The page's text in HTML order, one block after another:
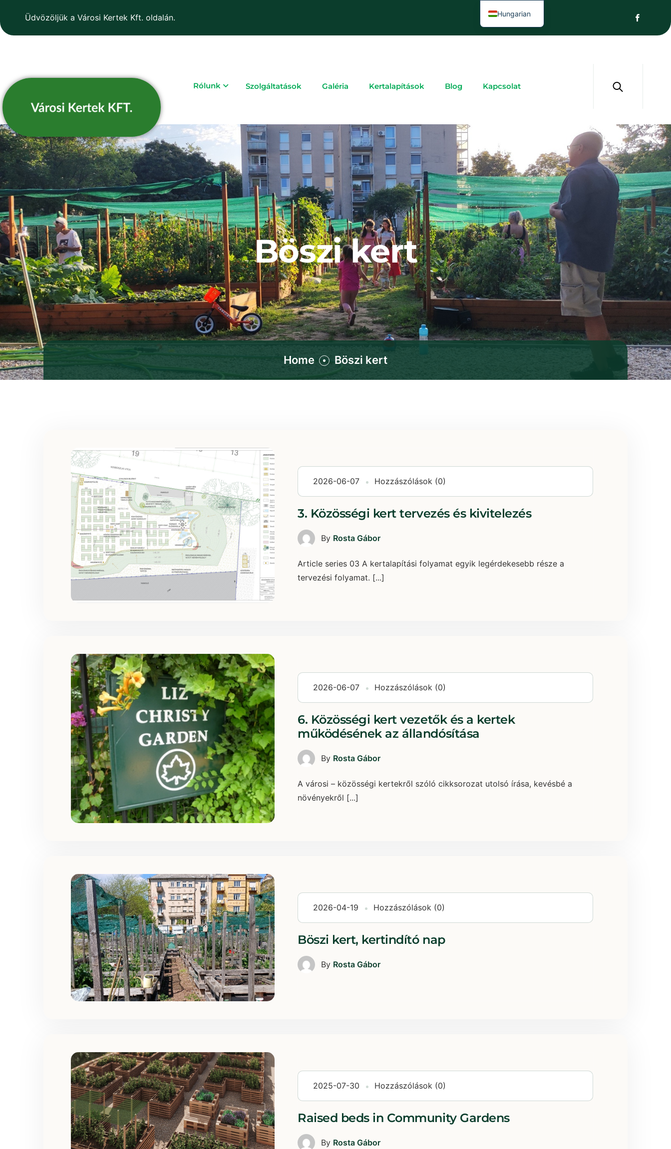
Üdvözöljük a Városi Kertek Kft. oldalán.
Rólunk Szolgáltatások Galéria Kertalapítások Blog Kapcsolat
Böszi kert
Home Böszi kert
2026-06-07 Hozzászólások (0)
3. Közösségi kert tervezés és kivitelezés
By Rosta Gábor
Article series 03 A kertalapítási folyamat egyik legérdekesebb része a
tervezési folyamat. [...]
2026-06-07 Hozzászólások (0)
6. Közösségi kert vezetők és a kertek
működésének az állandósítása
By Rosta Gábor
A városi – közösségi kertekről szóló cikksorozat utolsó írása, kevésbé a
növényekről [...]
2026-04-19 Hozzászólások (0)
Böszi kert, kertindító nap
By Rosta Gábor
2025-07-30 Hozzászólások (0)
Raised beds in Community Gardens
By Rosta Gábor
Hungarian